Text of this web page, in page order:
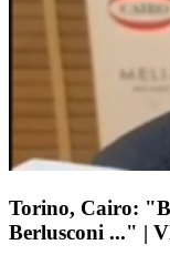
Torino, Cairo:
Berlusconi ..." |